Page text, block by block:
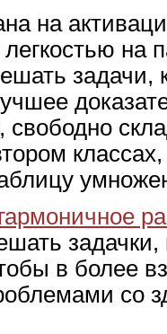
на
на
в более
со